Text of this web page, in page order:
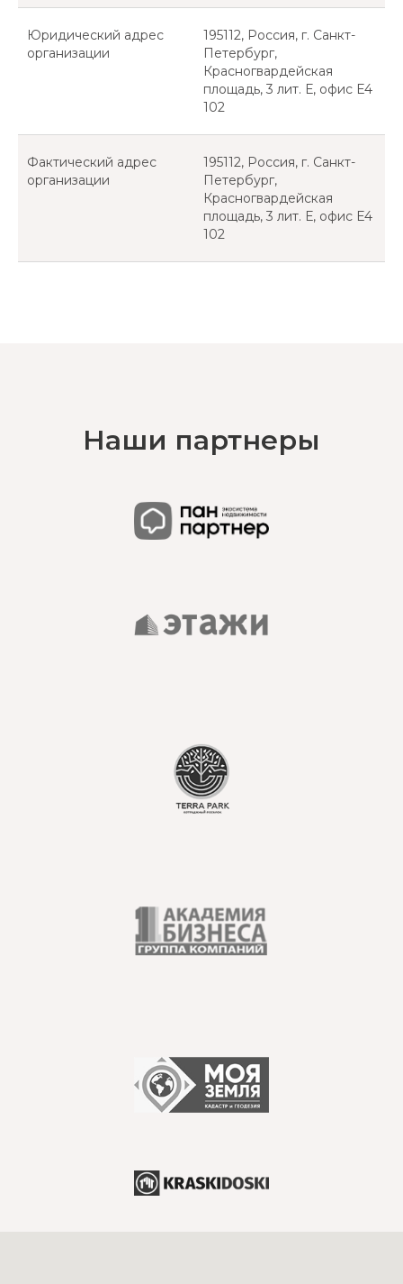
Юридический адрес
организации
195112, Россия, г. Санкт-
Петербург,
Красногвардейская
площадь, 3 лит. Е, офис Е4
102
Фактический адрес
организации
195112, Россия, г. Санкт-
Петербург,
Красногвардейская
площадь, 3 лит. Е, офис Е4
102
Наши партнеры